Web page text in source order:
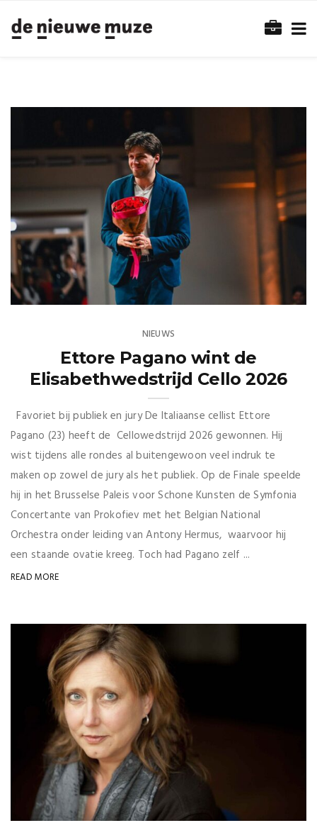
NIEUWS
Ettore Pagano wint de
Elisabethwedstrijd Cello 2026
Favoriet bij publiek en jury De Italiaanse cellist Ettore
Pagano (23) heeft de Cellowedstrijd 2026 gewonnen. Hij
wist tijdens alle rondes al buitengewoon veel indruk te
maken op zowel de jury als het publiek. Op de Finale speelde
hij in het Brusselse Paleis voor Schone Kunsten de Symfonia
Concertante van Prokofiev met het Belgian National
Orchestra onder leiding van Antony Hermus, waarvoor hij
een staande ovatie kreeg. Toch had Pagano zelf ...
READ MORE